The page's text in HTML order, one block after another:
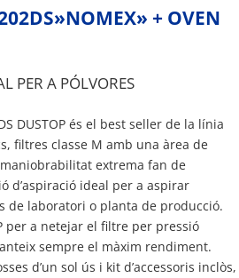
+ OVEN
PER A PÓLVORES
DUSTOP és el best seller de la línia
filtres classe M amb una àrea de
extrema fan de
d’aspiració ideal per a aspirar
de laboratori o planta de producció.
per a netejar el filtre per pressió
sempre el màxim rendiment.
d’un sol ús i kit d’accessoris inclòs,